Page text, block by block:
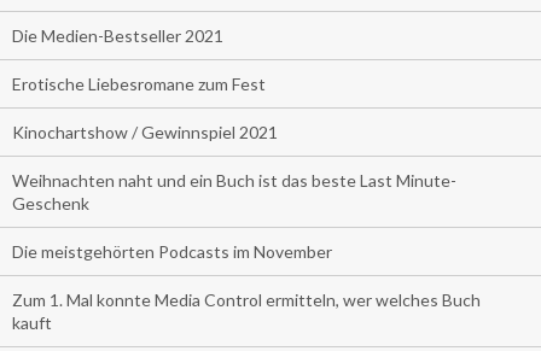
Die Medien-Bestseller 2021
Erotische Liebesromane zum Fest
Kinochartshow / Gewinnspiel 2021
Weihnachten naht und ein Buch ist das beste Last Minute-
Geschenk
Die meistgehörten Podcasts im November
Zum 1. Mal konnte Media Control ermitteln, wer welches Buch
kauft